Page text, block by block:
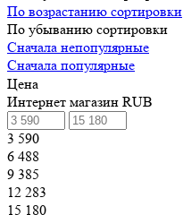
По возрастанию сортировки
По убыванию сортировки
Сначала непопулярные
Сначала популярные
Цена
Интернет магазин RUB
3 590
6 488
9 385
12 283
15 180